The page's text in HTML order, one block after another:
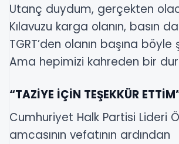
Utanç duydum, gerçekten
Kılavuzu karga olanın, basın
TGRT’den olanın başına
Ama hepimizi kahreden bir
“TAZİYE İÇİN TEŞEKKÜR
Cumhuriyet Halk Partisi Lideri
amcasının vefatının ardından